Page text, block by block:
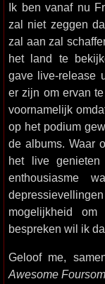
Ik ben vanaf nu
zal niet zeggen
zal aan zal
het land te
gave live-release
er zijn om ervan
voornamelijk
op het podium
de albums. Waar
het live
enthousiasme
mogelijkheid
bespreken wil ik
Geloof me,
Awesome